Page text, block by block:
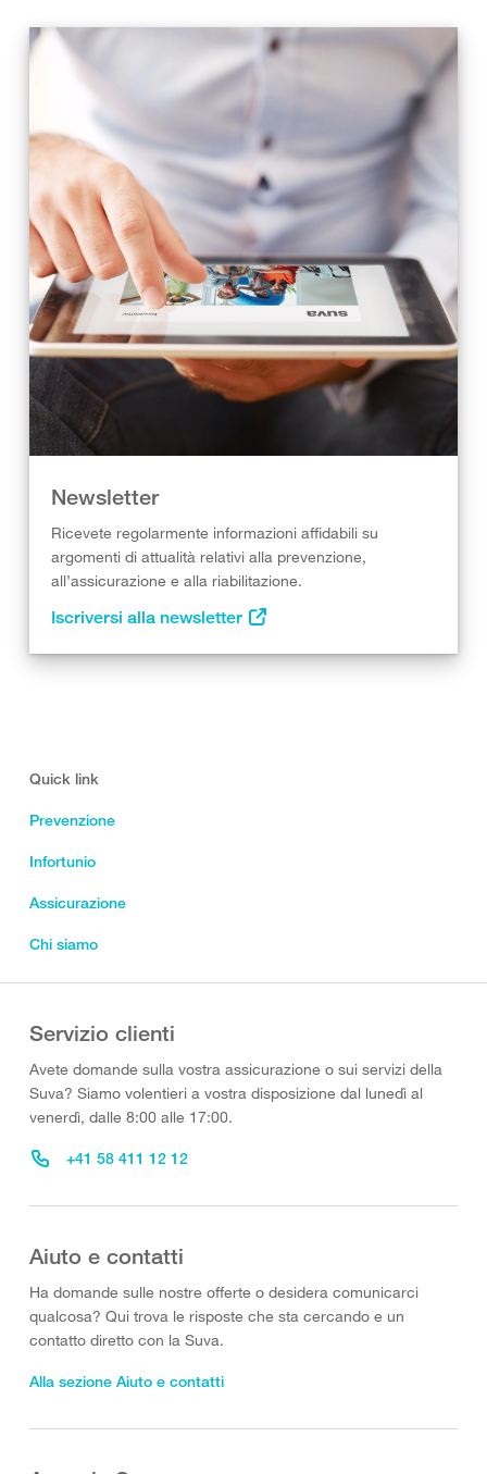
Newsletter
Ricevete regolarmente informazioni affidabili su
argomenti di attualità relativi alla prevenzione,
all’assicurazione e alla riabilitazione.
Iscriversi alla newsletter
Quick link
Prevenzione
Infortunio
Assicurazione
Chi siamo
Servizio clienti
Avete domande sulla vostra assicurazione o sui servizi della
Suva? Siamo volentieri a vostra disposizione dal lunedì al
venerdì, dalle 8:00 alle 17:00.
+41 58 411 12 12
Aiuto e contatti
Ha domande sulle nostre offerte o desidera comunicarci
qualcosa? Qui trova le risposte che sta cercando e un
contatto diretto con la Suva.
Alla sezione Aiuto e contatti